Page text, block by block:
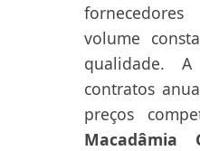
volume
qualidade.
contratos
preços
Macadâmia